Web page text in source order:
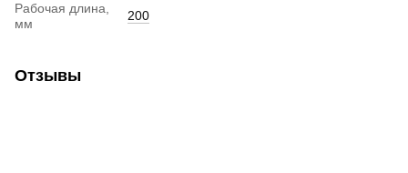
Рабочая длина,
мм
200
Отзывы